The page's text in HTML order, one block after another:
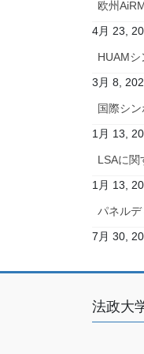
欧州
4月 23,
HUAM
3月 8,
国際シ
1月 13,
LSAに関
1月 13,
パネル
7月 30,
法政大